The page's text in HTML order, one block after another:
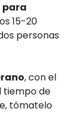
para
15-20
personas
, con el
tiempo de
tómatelo